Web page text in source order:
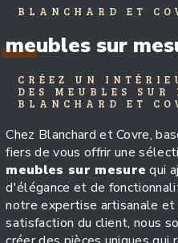
BLANCHARD ET
meubles sur
CRÉEZ UN
DES MEUBLES SUR
BLANCHARD ET
Chez Blanchard et Covre,
fiers de vous offrir une
meubles sur mesure qui
d'élégance et de
notre expertise artisanale
satisfaction du client, nous